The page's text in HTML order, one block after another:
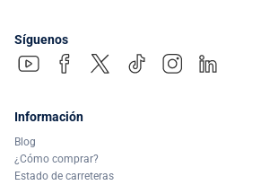
Síguenos
Información
Blog
¿Cómo comprar?
Estado de carreteras